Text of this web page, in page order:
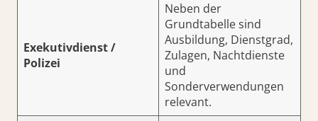
Exekutivdienst /
Polizei
Neben der
Grundtabelle sind
Ausbildung, Dienstgrad,
Zulagen, Nachtdienste
und
Sonderverwendungen
relevant.